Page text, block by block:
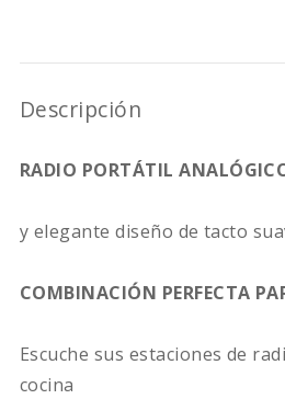
Descripción
RADIO PORTÁTIL
y elegante diseño de tacto
COMBINACIÓN PERFECTA
Escuche sus estaciones de
cocina